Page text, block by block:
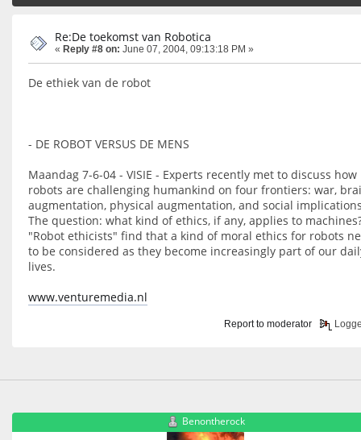
Re:De toekomst van Robotica
« Reply #8 on: June 07, 2004, 09:13:18 PM »
De ethiek van de robot
- DE ROBOT VERSUS DE MENS
Maandag 7-6-04 - VISIE - Experts recently met to discuss how
robots are challenging humankind on four frontiers: war,
augmentation, physical augmentation, and social
The question: what kind of ethics, if any, applies to
"Robot ethicists" find that a kind of moral ethics for robots
to be considered as they become increasingly part of our
lives.
www.venturemedia.nl
Report to moderator
Benontherock